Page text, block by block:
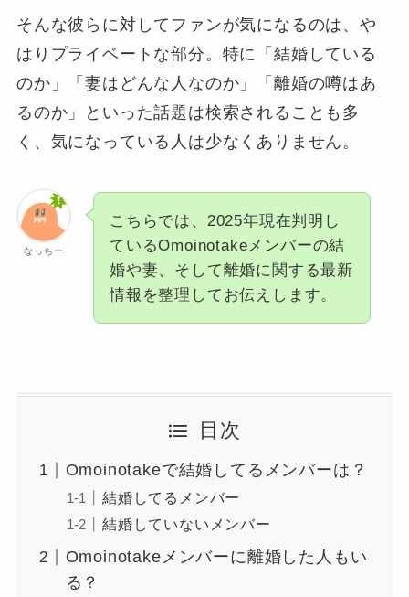
そんな彼らに対してファンが気になるのは、や
はりプライベートな部分。特に「結婚している
のか」「妻はどんな人なのか」「離婚の噂はあ
るのか」といった話題は検索されることも多
く、気になっている人は少なくありません。
なっちー
こちらでは、2025年現在判明し
ているOmoinotakeメンバーの結
婚や妻、そして離婚に関する最新
情報を整理してお伝えします。
目次
Omoinotakeで結婚してるメンバーは？
結婚してるメンバー
結婚していないメンバー
Omoinotakeメンバーに離婚した人もい
る？